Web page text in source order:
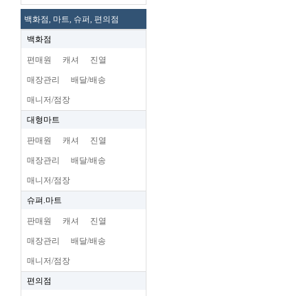
백화점, 마트, 슈퍼, 편의점
백화점
편매원 캐셔 진열
매장관리 배달/배송
매니저/점장
대형마트
판매원 캐셔 진열
매장관리 배달/배송
매니저/점장
슈펴.마트
판매원 캐셔 진열
매장관리 배달/배송
매니저/점장
편의점